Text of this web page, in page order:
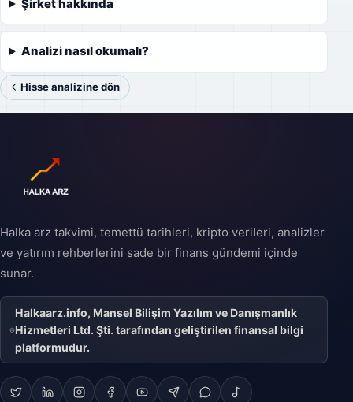
Şirket hakkında
Analizi nasıl okumalı?
Hisse analizine dön
Halka arz takvimi, temettü tarihleri, kripto verileri, analizler
ve yatırım rehberlerini sade bir finans gündemi içinde
sunar.
Halkaarz.info, Mansel Bilişim Yazılım ve Danışmanlık
Hizmetleri Ltd. Şti. tarafından geliştirilen finansal bilgi
platformudur.